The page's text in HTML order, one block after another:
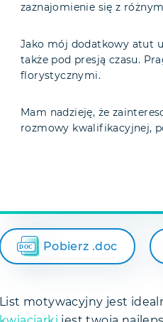
zaznajomienie się z
Jako mój dodatkowy atut
także pod presją czasu.
florystycznymi.
Mam nadzieję, że
rozmowy kwalifikacyjnej,
Pobierz .doc
List motywacyjny jest